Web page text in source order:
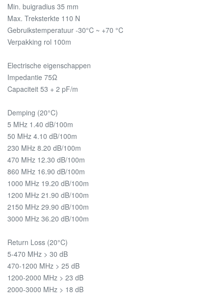
Min. buigradius 35 mm
Max. Treksterkte 110 N
Gebruikstemperatuur -30°C ~ +70 °C
Verpakking rol 100m
Electrische eigenschappen
Impedantie 75Ω
Capaciteit 53 + 2 pF/m
Demping (20°C)
5 MHz 1.40 dB/100m
50 MHz 4.10 dB/100m
230 MHz 8.20 dB/100m
470 MHz 12.30 dB/100m
860 MHz 16.90 dB/100m
1000 MHz 19.20 dB/100m
1200 MHz 21.90 dB/100m
2150 MHz 29.90 dB/100m
3000 MHz 36.20 dB/100m
Return Loss (20°C)
5-470 MHz > 30 dB
470-1200 MHz > 25 dB
1200-2000 MHz > 23 dB
2000-3000 MHz > 18 dB